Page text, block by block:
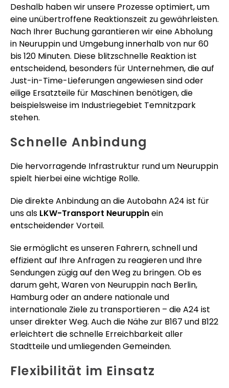
Deshalb haben wir unsere Prozesse optimiert, um
eine unübertroffene Reaktionszeit zu gewährleisten.
Nach Ihrer Buchung garantieren wir eine Abholung
in Neuruppin und Umgebung innerhalb von nur 60
bis 120 Minuten. Diese blitzschnelle Reaktion ist
entscheidend, besonders für Unternehmen, die auf
Just-in-Time-Lieferungen angewiesen sind oder
eilige Ersatzteile für Maschinen benötigen, die
beispielsweise im Industriegebiet Temnitzpark
stehen.
Schnelle Anbindung
Die hervorragende Infrastruktur rund um Neuruppin
spielt hierbei eine wichtige Rolle.
Die direkte Anbindung an die Autobahn A24 ist für
uns als LKW-Transport Neuruppinein
entscheidender Vorteil.
Sie ermöglicht es unseren Fahrern, schnell und
effizient auf Ihre Anfragen zu reagieren und Ihre
Sendungen zügig auf den Weg zu bringen. Ob es
darum geht, Waren von Neuruppin nach Berlin,
Hamburg oder an andere nationale und
internationale Ziele zu transportieren – die A24 ist
unser direkter Weg. Auch die Nähe zur B167 und B122
erleichtert die schnelle Erreichbarkeit aller
Stadtteile und umliegenden Gemeinden.
Flexibilität im Einsatz